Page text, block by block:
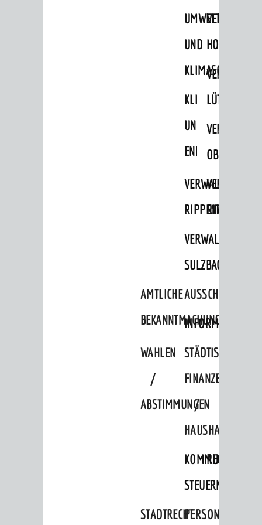
UMWELT-
UND
KLIMASCHUTZ
KLIMASCHUTZ
UND
RIPPENWEIER
SULZBACH
AMTLICHE
BEKANNTMACHUNGEN
WAHLEN
/
ABSTIMMUNGEN
STÄDTISCHE
FINANZEN
/
HAUSHALT
KOMMUNALE
STEUERN
STADTRECHTPERSONALRAT
Städtische Finanzen / Haushalt
Schwerbehindertenvertretung